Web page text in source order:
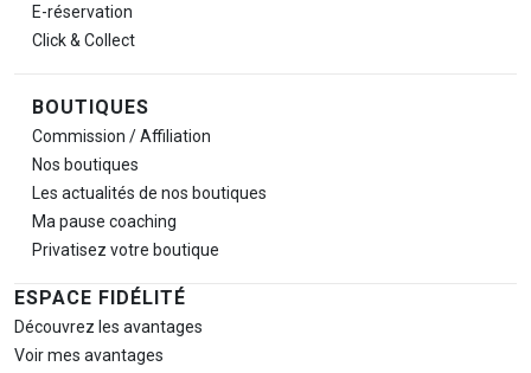
E-réservation
Click & Collect
BOUTIQUES
Commission / Affiliation
Nos boutiques
Les actualités de nos boutiques
Ma pause coaching
Privatisez votre boutique
ESPACE FIDÉLITÉ
Découvrez les avantages
Voir mes avantages